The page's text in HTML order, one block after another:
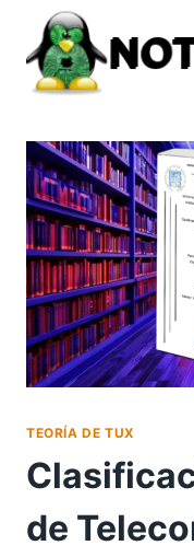
Saltar
contenido
TEORÍA DE TUX
de